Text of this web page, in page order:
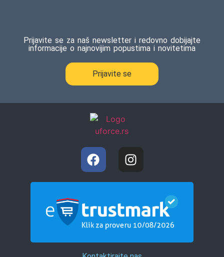
Prijavite se za naš newsletter i redovno dobijajte
informacije o najnovijim popustima i novitetima
Prijavite se